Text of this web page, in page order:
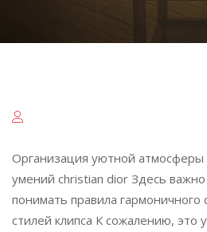
Организация уютной
умений christian dior Здесь важно
понимать правила гармоничного
стилей клипса К сожалению, это